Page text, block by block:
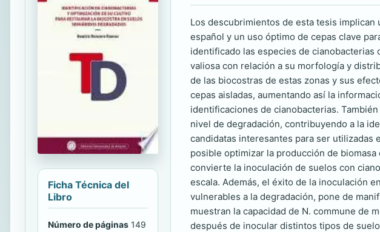
Ficha Técnica del
Libro
Número de páginas 149
Los descubrimientos de esta tesis
español y un uso óptimo de cepas clave
identificado las especies de cianobacterias
valiosa con relación a su morfología y
de las biocostras de estas zonas y sus
cepas aisladas, aumentando así la
identificaciones de cianobacterias.
nivel de degradación, contribuyendo a la
candidatas interesantes para ser utilizadas
posible optimizar la producción de
convierte la inoculación de suelos con
escala. Además, el éxito de la inoculación
vulnerables a la degradación, pone de
muestran la capacidad de N. commune de
después de inocular distintos tipos de